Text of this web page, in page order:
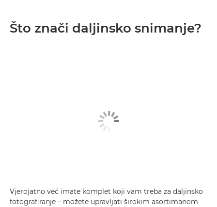
Što znači daljinsko snimanje?
Vjerojatno već imate komplet koji vam treba za daljinsko
fotografiranje – možete upravljati širokim asortimanom